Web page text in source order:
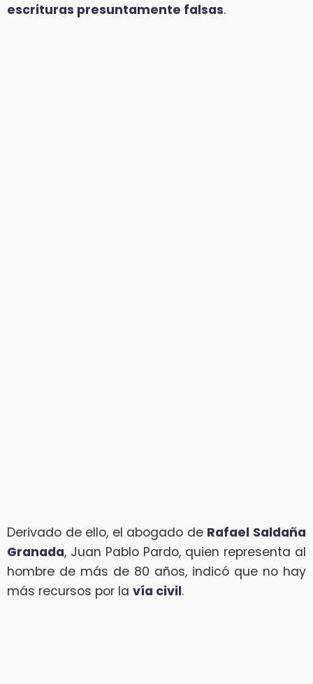
escrituras presuntamente falsas.
Derivado de ello, el abogado de Rafael Saldaña
Granada, Juan Pablo Pardo, quien representa al
hombre de más de 80 años, indicó que no hay
más recursos por la vía civil.